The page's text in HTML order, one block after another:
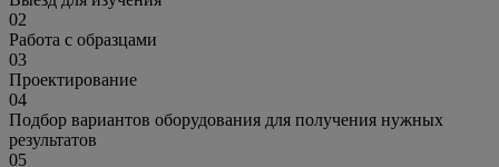
02
Работа с образцами
03
Проектирование
04
Подбор вариантов оборудования для получения нужных
результатов
05